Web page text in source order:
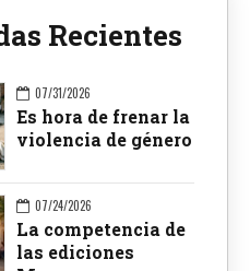
Recientes
07/31/2026
Es hora de frenar la
violencia de género
07/24/2026
La competencia de
las ediciones